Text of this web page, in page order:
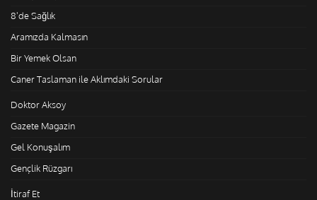
8'de Sağlık
Aramızda Kalmasın
Bir Yemek Olsan
Caner Taslaman ile Aklımdaki Sorular
Doktor Aksoy
Gazete Magazin
Gel Konuşalım
Gençlik Rüzgarı
İtiraf Et